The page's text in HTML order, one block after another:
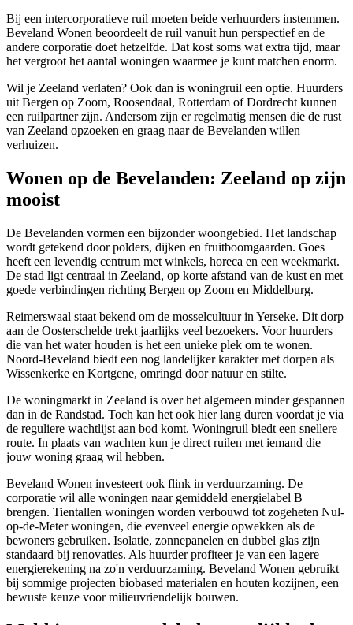
Bij een intercorporatieve ruil moeten beide verhuurders instemmen.
Beveland Wonen beoordeelt de ruil vanuit hun perspectief en de
andere corporatie doet hetzelfde. Dat kost soms wat extra tijd, maar
het vergroot het aantal woningen waarmee je kunt matchen enorm.
Wil je Zeeland verlaten? Ook dan is woningruil een optie. Huurders
uit Bergen op Zoom, Roosendaal, Rotterdam ofDordrecht kunnen
een ruilpartner zijn. Andersom zijn er regelmatig mensen die de rust
van Zeeland opzoeken en graag naar de Bevelanden willen
verhuizen.
Wonen op de Bevelanden: Zeeland op zijn
mooist
De Bevelanden vormen een bijzonder woongebied. Het landschap
wordt getekend door polders, dijken en fruitboomgaarden. Goes
heeft een levendig centrum met winkels, horeca en een weekmarkt.
De stad ligt centraal in Zeeland, op korte afstand van de kust en met
goede verbindingen richting Bergen op Zoom en Middelburg.
Reimerswaal staat bekend om de mosselcultuur in Yerseke. Dit dorp
aan de Oosterschelde trekt jaarlijks veel bezoekers. Voor huurders
die van het water houden is het een unieke plek om te wonen.
Noord-Beveland biedt een nog landelijker karakter met dorpen als
Wissenkerke en Kortgene, omringd door natuur en stilte.
De woningmarkt in Zeeland is over het algemeen minder gespannen
dan in de Randstad. Toch kan het ook hier lang duren voordat je via
de reguliere wachtlijst aan bod komt. Woningruil biedt een snellere
route. In plaats van wachten kun je direct ruilen met iemand die
jouw woning graag wil hebben.
Beveland Wonen investeert ook flink in verduurzaming. De
corporatie wil alle woningen naar gemiddeld energielabel B
brengen. Tientallen woningen worden verbouwd tot zogeheten Nul-
op-de-Meter woningen, die evenveel energie opwekken als de
bewoners gebruiken. Isolatie, zonnepanelen en dubbel glas zijn
standaard bij renovaties. Als huurder profiteer je van een lagere
energierekening na zo'n verduurzaming. Beveland Wonen gebruikt
bij sommige projecten biobased materialen en houten kozijnen, een
bewuste keuze voor milieuvriendelijk bouwen.